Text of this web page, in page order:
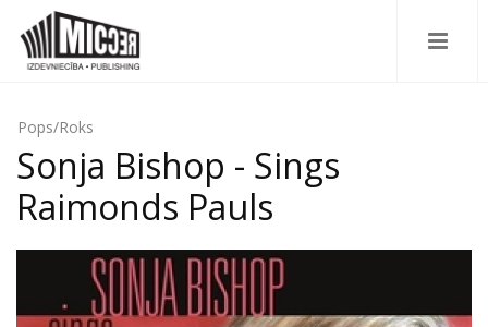
Pops/Roks
Sonja Bishop - Sings
Raimonds Pauls